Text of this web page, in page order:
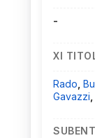
-
XI
Rado
Gavazzi